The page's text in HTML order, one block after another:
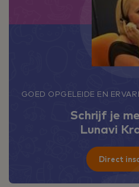
GOED OPGELEIDE EN
Schrijf je
Lunavi
Direct